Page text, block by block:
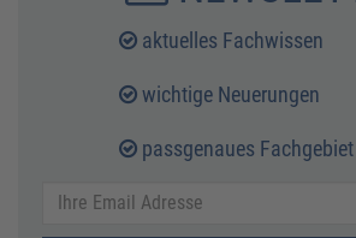
aktuelles Fachwissen
wichtige Neuerungen
passgenaues